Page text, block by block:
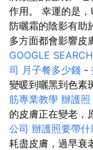
作用。 幸運的是，
防曬霜的陰影有助
多方面都會影響皮
GOOGLE
司 月子餐多少錢 -
變暖到曬黑到色素
筋專業教學 辦護照
的皮膚正在變老，
公司 辦護照要帶什
耗盡皮膚，過早衰